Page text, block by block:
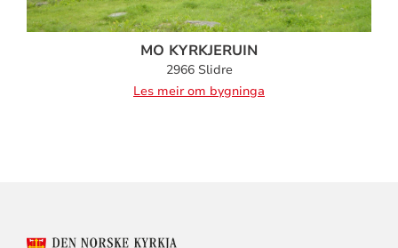
MO KYRKJERUIN
2966 Slidre
Les meir om bygninga